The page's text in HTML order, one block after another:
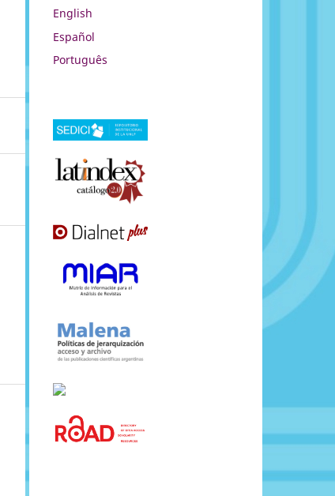
English
Español
Português